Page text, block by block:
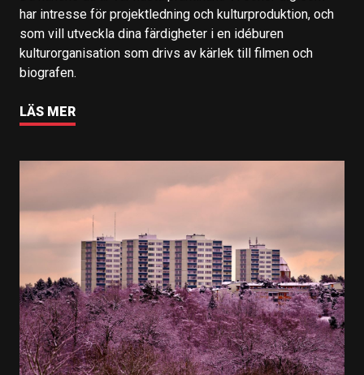
har intresse för projektledning och kulturproduktion, och
som vill utveckla dina färdigheter i en idéburen
kulturorganisation som drivs av kärlek till filmen och
biografen.
LÄS MER